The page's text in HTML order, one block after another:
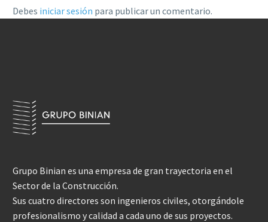
Debes iniciar sesión para publicar un comentario.
Grupo Binian es una empresa de gran trayectoria en el
Sector de la Construcción.
Sus cuatro directores son ingenieros civiles, otorgándole
profesionalismo y calidad a cada uno de sus proyectos.